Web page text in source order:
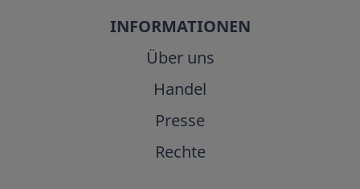
INFORMATIONEN
Über uns
Handel
Presse
Rechte